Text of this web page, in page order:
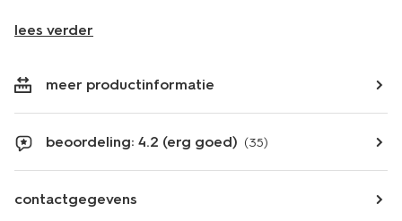
lees verder
meer productinformatie
beoordeling: 4.2 (erg goed) (35)
contactgegevens